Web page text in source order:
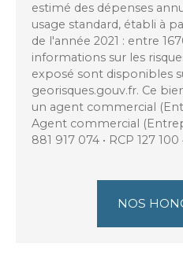
estimé des dépenses
usage standard, établi à
de l'année 2021 : entre
informations sur les
exposé sont disponibles
georisques.gouv.fr. Ce
un agent commercial
Agent commercial
881 917 074 • RCP 127 100
NOS